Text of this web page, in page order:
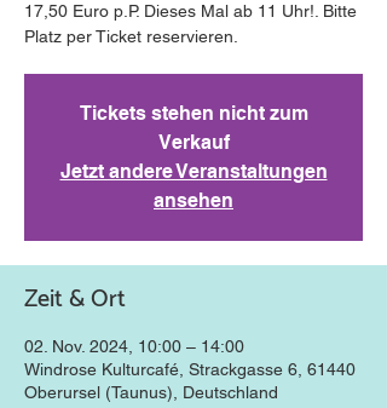
17,50 Euro p.P. Dieses Mal ab 11 Uhr!. Bitte
Platz per Ticket reservieren.
Tickets stehen nicht zum
Verkauf
Jetzt andere Veranstaltungen
ansehen
Zeit & Ort
02. Nov. 2024, 10:00 – 14:00
Windrose Kulturcafé, Strackgasse 6, 61440
Oberursel (Taunus), Deutschland